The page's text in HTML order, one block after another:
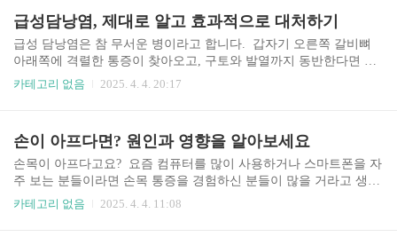
토즙, 피부 미용에 도움이 될까요? 토마토에는 라이코펜이 풍부하게
함유되어 있는데요, 이 라이코펜은 강력한 항산화 물질로 알려져 있
습니다. 항산화 물질은 우리 몸의 활성산소를 제거하는 데 도움을
주고, 이를 통해 노화 방지 및 피부 미용에 효과적이라고 합니다. 실
제로 토마토즙을 꾸준히 섭취하는 분들 중에 피부 트러블이..
급성담낭염, 제대로 알고 효과적으로 대처하기
급성 담낭염은 참 무서운 병이라고 합니다. 갑자기 오른쪽 갈비뼈
아래쪽에 격렬한 통증이 찾아오고, 구토와 발열까지 동반한다면 정
말 힘들겠죠. 저도 주변에서 급성 담낭염으로 고생하는 분들을 몇
이란 무엇일까요 담낭은 간에서 만들어진 담즙을 저장하는 작은 주
머니입니다. 이 담낭에 담석이 생기거나, 담낭의 기능에 문제가 생
기면 염증이 발생하는데, 이를 급성 담낭염이라고 합니다. 담석이
담낭관을 막아 담즙 배출이 원활하지 않으면 담낭 내 압력이 증가하
고, 염증이 발생할 수 있어요. 증상은 갑작스러운 오른쪽 ..
카테고리 없음 2025. 4. 4. 20:17
손이 아프다면? 원인과 영향을 알아보세요
손목이 아프다고요? 요즘 컴퓨터를 많이 사용하거나 스마트폰을 자
주 보는 분들이라면 손목 통증을 경험하신 분들이 많을 거라고 생각
합니다. 저도 몇 년 전 갑자기 손목이 심하게 아파서 깜짝 놀랐던 기
카테고리 없음 2025. 4. 4. 11:08